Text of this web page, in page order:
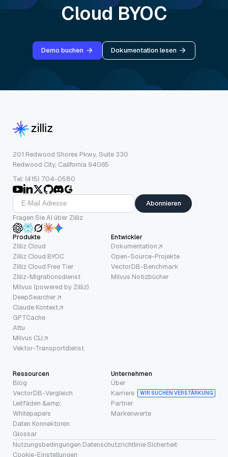
Cloud BYOC
Demo buchen Dokumentation lesen
201 Redwood Shores Pkwy, Suite 330
Redwood City, California 94065
Tel: (415) 704-0580
Abonnieren
Fragen Sie AI über Zilliz
Produkte
Zilliz Cloud
Zilliz Cloud BYOC
Zilliz Cloud Free Tier
Zilliz-Migrationsdienst
Milvus (powered by Zilliz)
DeepSearcher
Claude Kontext
GPTCache
Attu
Milvus CLI
Vektor-Transportdienst
Entwickler
Dokumentation
Open-Source-Projekte
VectorDB-Benchmark
Milvus Notizbücher
Ressourcen
Blog
VectorDB-Vergleich
Leitfäden &amp;
Whitepapers
Daten Konnektoren
Glossar
Unternehmen
Über
Karriere
WIR SUCHEN VERSTÄRKUNG
Partner
Markenwerte
Nutzungsbedingungen·Datenschutzrichtlinie·Sicherheit·
Cookie-Einstellungen